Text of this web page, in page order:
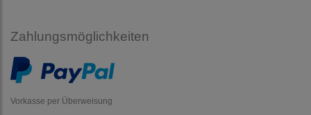
Zahlungsmöglichkeiten
Vorkasse per Überweisung